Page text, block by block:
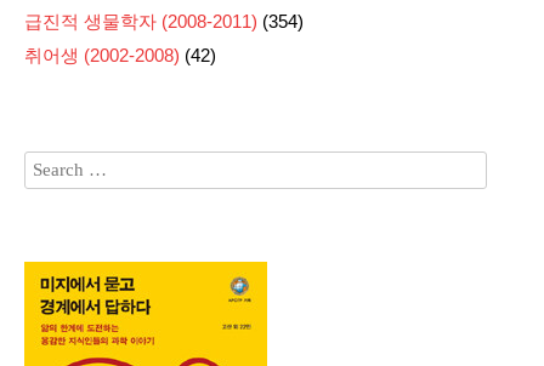
급진적 생물학자 (2008-2011) (354)
취어생 (2002-2008) (42)